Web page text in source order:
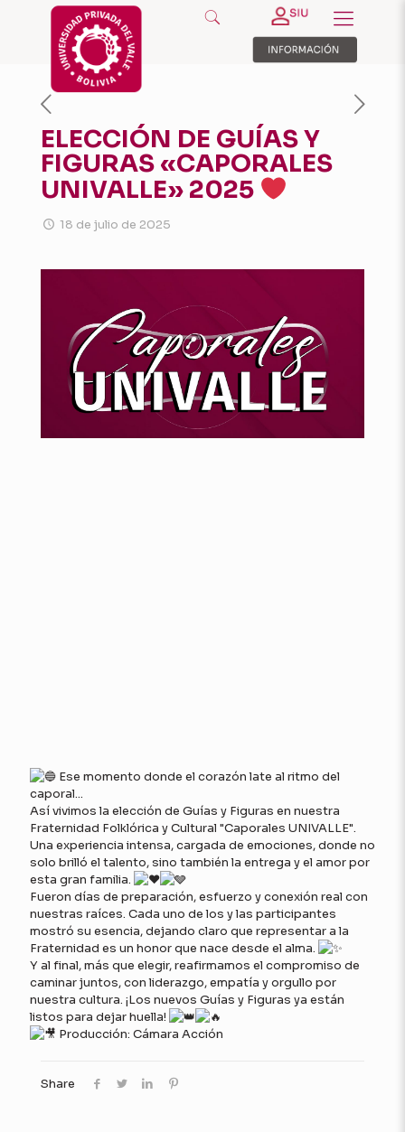
ELECCIÓN DE GUÍAS Y
FIGURAS «CAPORALES
UNIVALLE» 2025
18 de julio de 2025
Ese momento donde el corazón late al ritmo del
caporal...
Así vivimos la elección de Guías y Figuras en nuestra
Fraternidad Folklórica y Cultural "Caporales UNIVALLE".
Una experiencia intensa, cargada de emociones, donde no
solo brilló el talento, sino también la entrega y el amor por
esta gran familia.
Fueron días de preparación, esfuerzo y conexión real con
nuestras raíces. Cada uno de los y las participantes
mostró su esencia, dejando claro que representar a la
Fraternidad es un honor que nace desde el alma.
Y al final, más que elegir, reafirmamos el compromiso de
caminar juntos, con liderazgo, empatía y orgullo por
nuestra cultura. ¡Los nuevos Guías y Figuras ya están
listos para dejar huella!
Producción: Cámara Acción
Share